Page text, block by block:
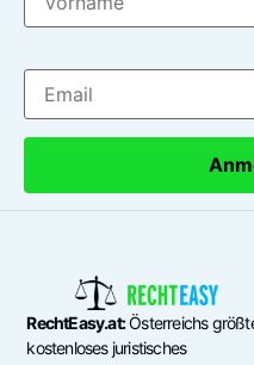
RechtEasy.at:Österreichs
kostenloses juristisches